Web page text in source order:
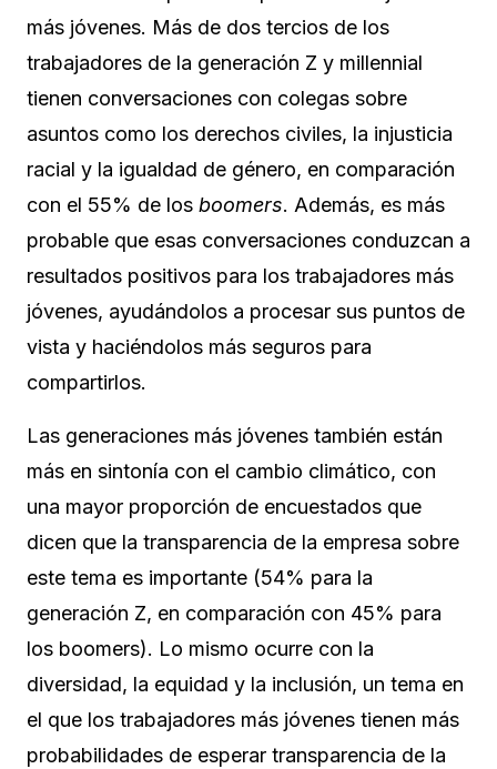
más jóvenes. Más de dos tercios de los
trabajadores de la generación Z y millennial
tienen conversaciones con colegas sobre
asuntos como los derechos civiles, la injusticia
racial y la igualdad de género, en comparación
con el 55% de los boomers. Además, es más
probable que esas conversaciones conduzcan a
resultados positivos para los trabajadores más
jóvenes, ayudándolos a procesar sus puntos de
vista y haciéndolos más seguros para
compartirlos.
Las generaciones más jóvenes también están
más en sintonía con el cambio climático, con
una mayor proporción de encuestados que
dicen que la transparencia de la empresa sobre
este tema es importante (54% para la
generación Z, en comparación con 45% para
los boomers). Lo mismo ocurre con la
diversidad, la equidad y la inclusión, un tema en
el que los trabajadores más jóvenes tienen más
probabilidades de esperar transparencia de la